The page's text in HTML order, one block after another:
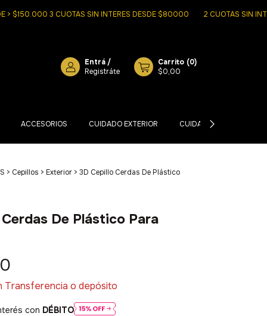
3 CUOTAS SIN INTERES DESDE $80000 2 CUOTAS SIN
Entrá /
Registráte
Carrito (0)
$0,00
ACCESORIOS CUIDADO EXTERIOR CUIDADO INTERIOR
> Cepillos > Exterior > 3D Cepillo Cerdas De Plástico
De Plástico Para
Transferencia o depósito
con DÉBITO